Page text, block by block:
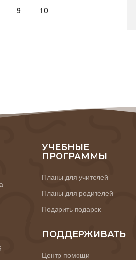
9 10
УЧЕБНЫЕ
ПРОГРАММЫ
Планы для учителей
Планы для родителей
Подарить подарок
ПОДДЕРЖИВАТЬ
Центр помощи